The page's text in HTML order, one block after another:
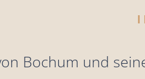
Bochum und